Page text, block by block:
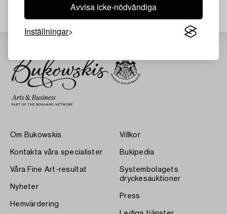
Avvisa icke-nödvändiga
Inställningar
Om Bukowskis
Kontakta våra specialister
Våra Fine Art-resultat
Nyheter
Hemvärdering
Villkor
Bukipedia
Systembolagets
dryckesauktioner
Press